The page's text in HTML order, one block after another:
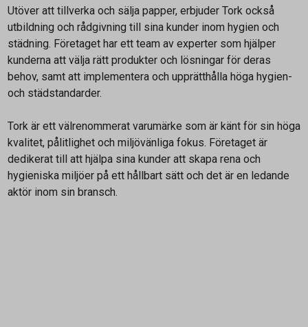
Utöver att tillverka och sälja papper, erbjuder Tork också
utbildning och rådgivning till sina kunder inom hygien och
städning. Företaget har ett team av experter som hjälper
kunderna att välja rätt produkter och lösningar för deras
behov, samt att implementera och upprätthålla höga hygien-
och städstandarder.
Tork är ett välrenommerat varumärke som är känt för sin höga
kvalitet, pålitlighet och miljövänliga fokus. Företaget är
dedikerat till att hjälpa sina kunder att skapa rena och
hygieniska miljöer på ett hållbart sätt och det är en ledande
aktör inom sin bransch.